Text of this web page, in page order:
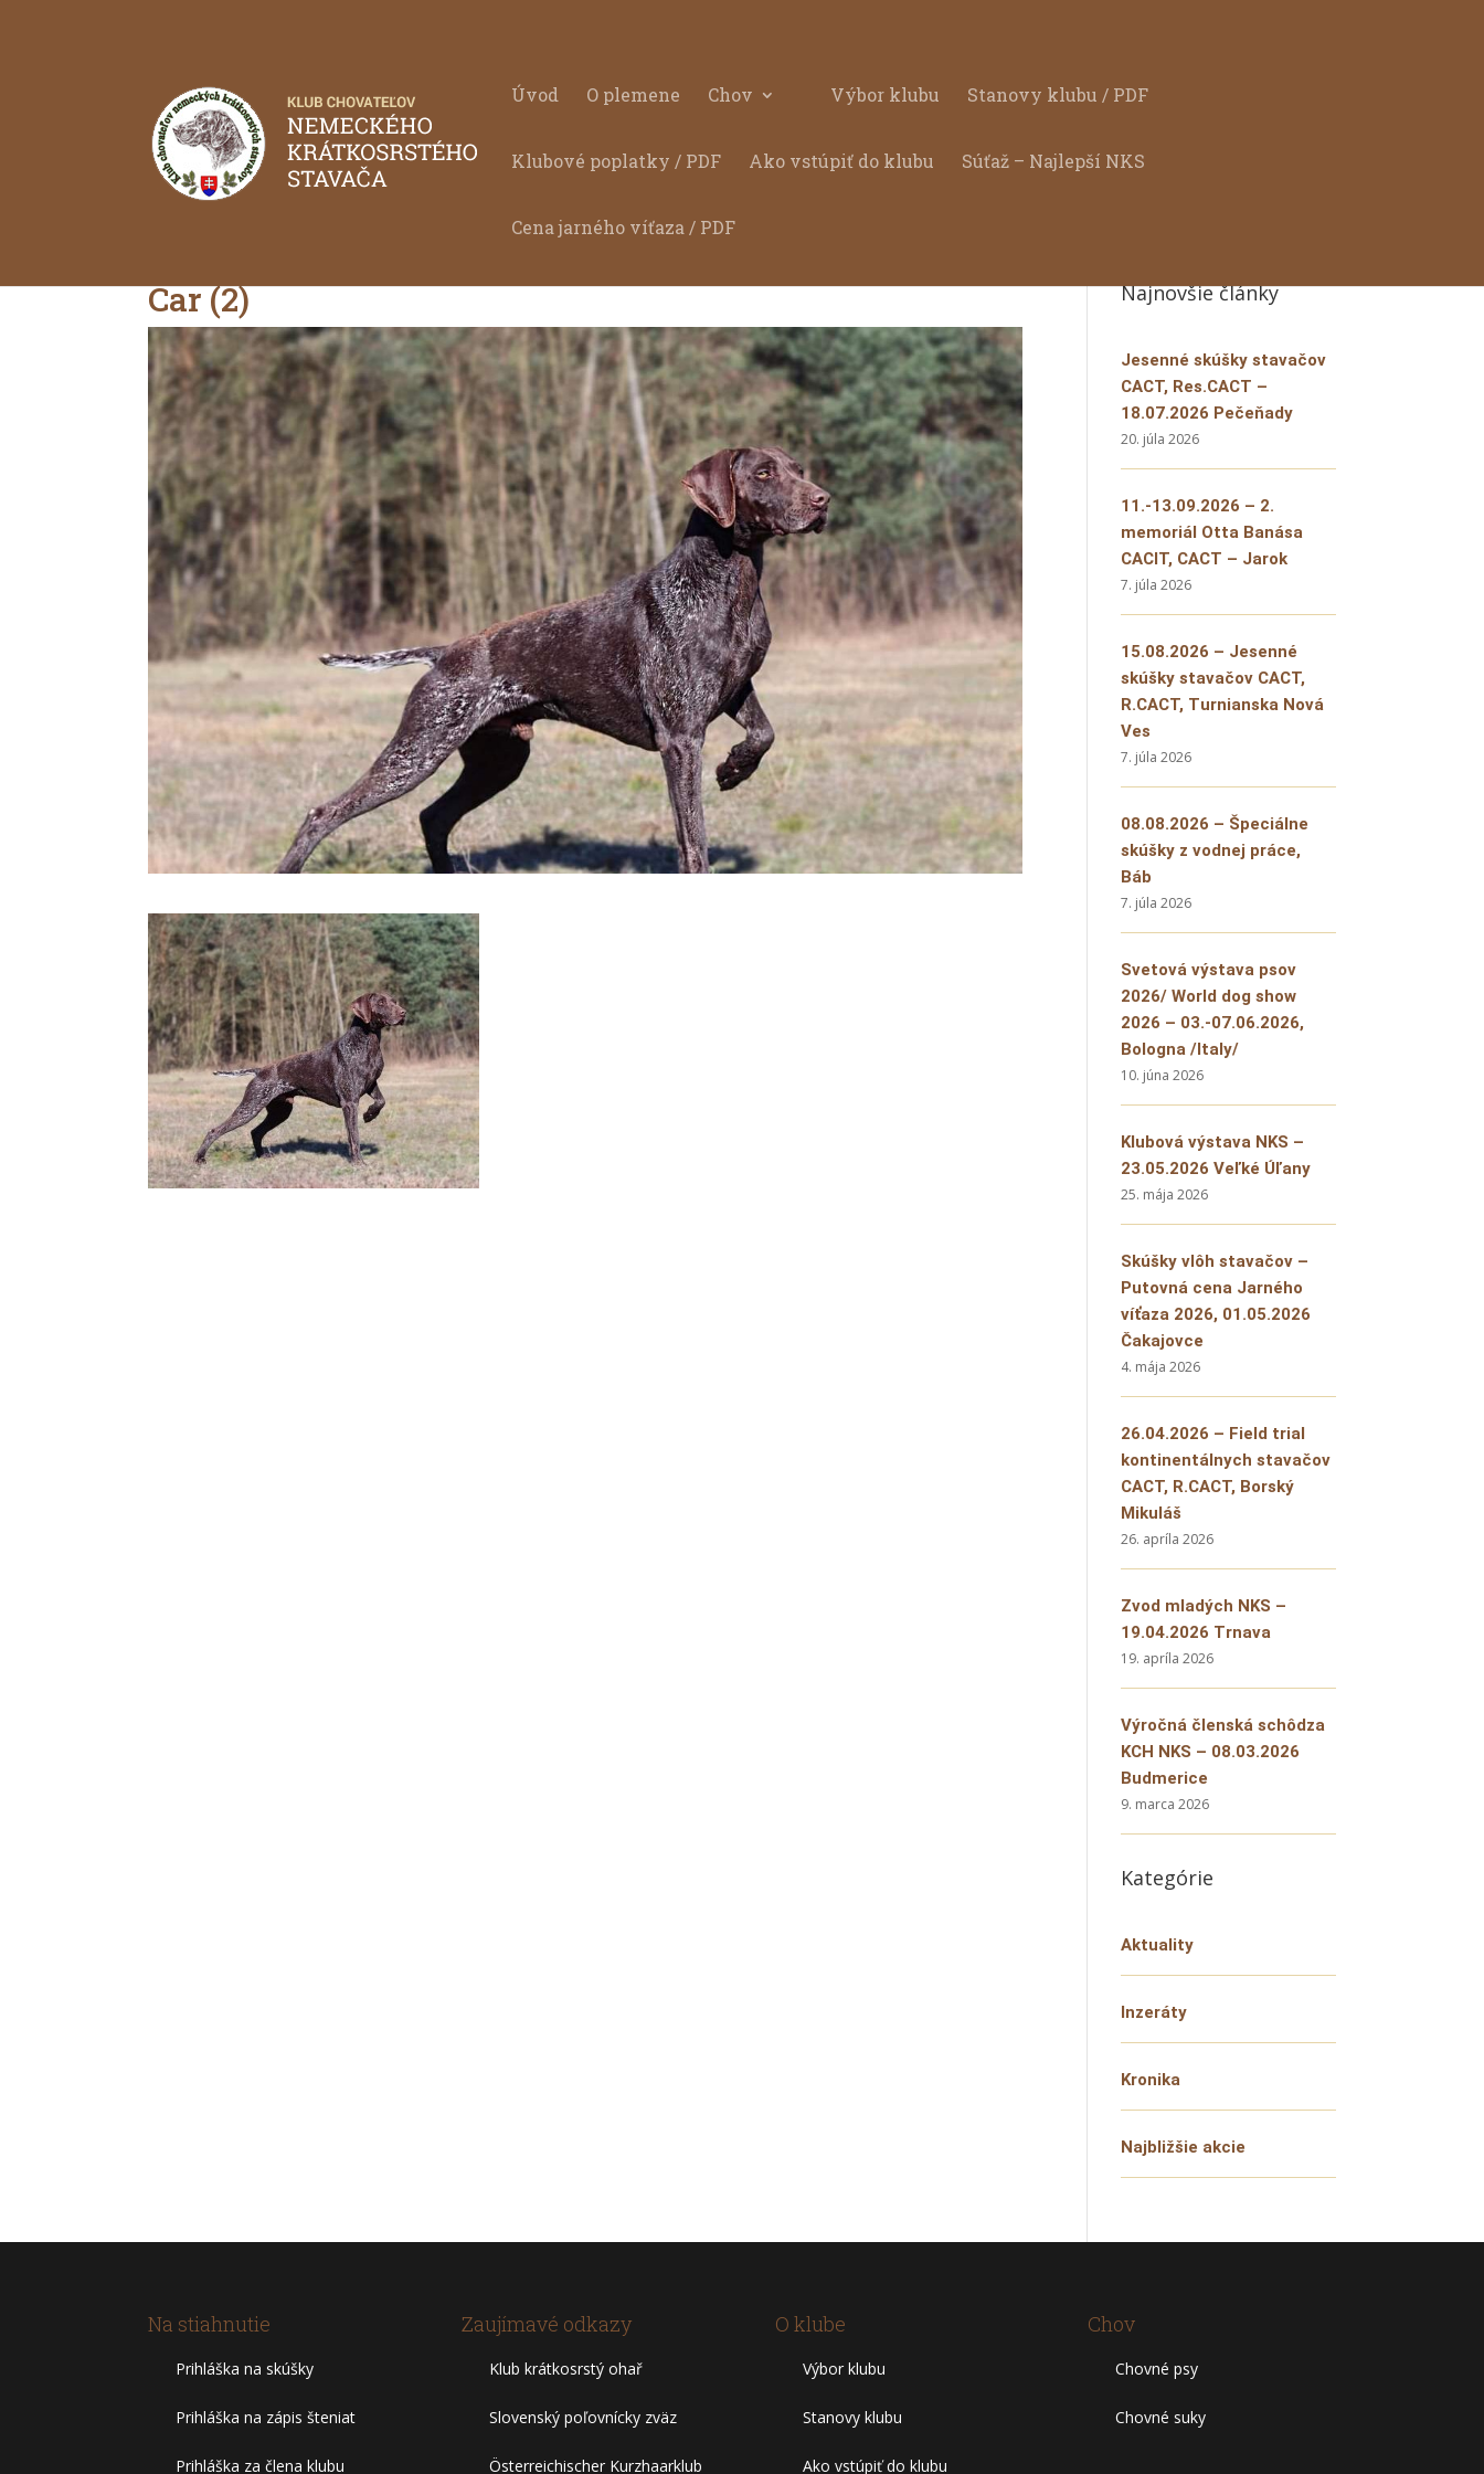
Úvod O plemene Chov Výbor klubu Stanovy klubu / PDF
Klubové poplatky / PDF Ako vstúpiť do klubu Súťaž – Najlepší NKS
Cena jarného víťaza / PDF
Car (2) Najnovšie články
Jesenné skúšky stavačov
CACT, Res.CACT –
18.07.2026 Pečeňady
20. júla 2026
11.-13.09.2026 – 2.
memoriál Otta Banása
CACIT, CACT – Jarok
7. júla 2026
15.08.2026 – Jesenné
skúšky stavačov CACT,
R.CACT, Turnianska Nová
Ves
7. júla 2026
08.08.2026 – Špeciálne
skúšky z vodnej práce,
Báb
7. júla 2026
Svetová výstava psov
2026/ World dog show
2026 – 03.-07.06.2026,
Bologna /Italy/
10. júna 2026
Klubová výstava NKS –
23.05.2026 Veľké Úľany
25. mája 2026
Skúšky vlôh stavačov –
Putovná cena Jarného
víťaza 2026, 01.05.2026
Čakajovce
4. mája 2026
26.04.2026 – Field trial
kontinentálnych stavačov
CACT, R.CACT, Borský
Mikuláš
26. apríla 2026
Zvod mladých NKS –
19.04.2026 Trnava
19. apríla 2026
Výročná členská schôdza
KCH NKS – 08.03.2026
Budmerice
9. marca 2026
Kategórie
Aktuality
Inzeráty
Kronika
Najbližšie akcie
Na stiahnutie
Prihláška na skúšky
Prihláška na zápis šteniat
Prihláška za člena klubu
Zaujímavé odkazy
Klub krátkosrstý ohař
Slovenský poľovnícky zväz
Österreichischer Kurzhaarklub
O klube
Výbor klubu
Stanovy klubu
Ako vstúpiť do klubu
Chov
Chovné psy
Chovné suky